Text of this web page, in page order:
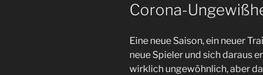
#FCSP
das
Pokalaus.“
Corona-
Eine neue Saison, ein neuer
neue Spieler und sich daraus
wirklich ungewöhnlich, aber